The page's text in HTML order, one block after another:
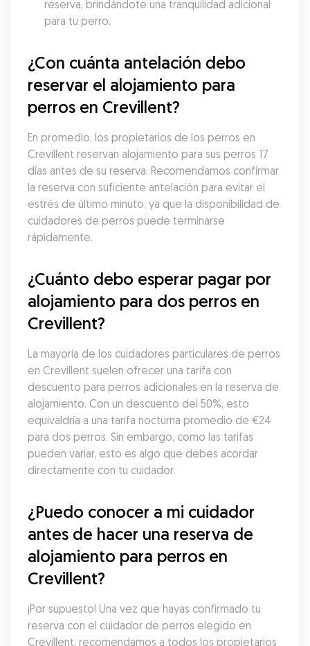
reserva, brindándote una tranquilidad adicional
para tu perro.
¿Con cuánta antelación debo
reservar el alojamiento para
perros en Crevillent?
En promedio, los propietarios de los perros en
Crevillent reservan alojamiento para sus perros 17
días antes de su reserva. Recomendamos confirmar
la reserva con suficiente antelación para evitar el
estrés de último minuto, ya que la disponibilidad de
cuidadores de perros puede terminarse
rápidamente.
¿Cuánto debo esperar pagar por
alojamiento para dos perros en
Crevillent?
La mayoría de los cuidadores particulares de perros
en Crevillent suelen ofrecer una tarifa con
descuento para perros adicionales en la reserva de
alojamiento. Con un descuento del 50%, esto
equivaldría a una tarifa nocturna promedio de €24
para dos perros. Sin embargo, como las tarifas
pueden variar, esto es algo que debes acordar
directamente con tu cuidador.
¿Puedo conocer a mi cuidador
antes de hacer una reserva de
alojamiento para perros en
Crevillent?
¡Por supuesto! Una vez que hayas confirmado tu
reserva con el cuidador de perros elegido en
Crevillent, recomendamos a todos los propietarios